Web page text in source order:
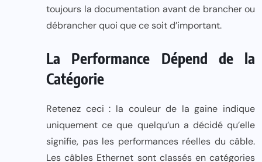
toujours la documentation avant de brancher ou
débrancher quoi que ce soit d’important.
La Performance Dépend de la
Catégorie
Retenez ceci : la couleur de la gaine indique
uniquement ce que quelqu’un a décidé qu’elle
signifie, pas les performances réelles du câble.
Les câbles Ethernet sont classés en catégories